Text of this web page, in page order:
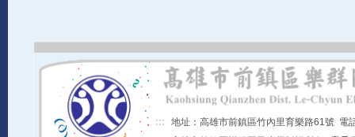
:::
地址：高雄市前鎮區竹內里育樂路61號